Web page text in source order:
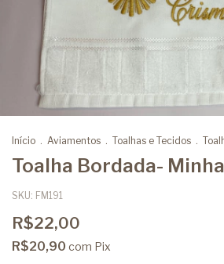
Início . Aviamentos . Toalhas e Tecidos .
Toalha Bordada-
SKU: FM191
R$22,00
R$20,90 com Pix